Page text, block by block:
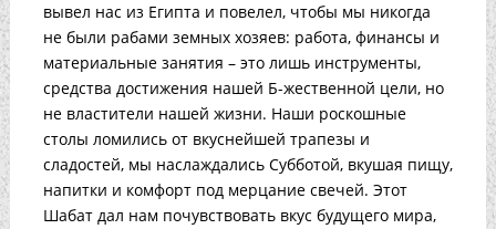
вывел нас из Египта и повелел, чтобы мы никогда
не были рабами земных хозяев: работа, финансы и
материальные занятия – это лишь инструменты,
средства достижения нашей Б-жественной цели, но
не властители нашей жизни. Наши роскошные
столы ломились от вкуснейшей трапезы и
сладостей, мы наслаждались Субботой, вкушая пищу,
напитки и комфорт под мерцание свечей. Этот
Шабат дал нам почувствовать вкус будущего мира,